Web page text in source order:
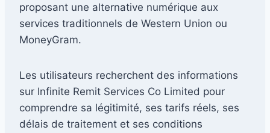
proposant une alternative numérique aux
services traditionnels de Western Union ou
MoneyGram.
Les utilisateurs recherchent des informations
sur Infinite Remit Services Co Limited pour
comprendre sa légitimité, ses tarifs réels, ses
délais de traitement et ses conditions